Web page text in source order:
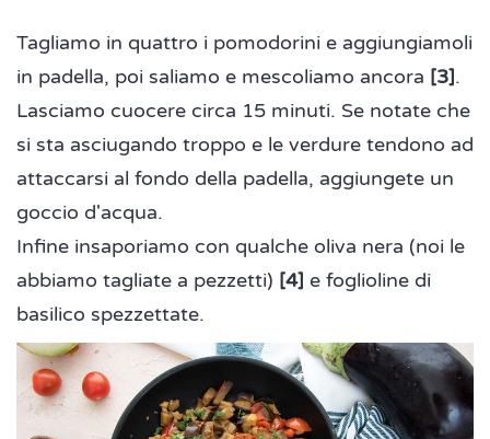
Tagliamo in quattro i pomodorini e aggiungiamoli
in padella, poi saliamo e mescoliamo ancora [3].
Lasciamo cuocere circa 15 minuti. Se notate che
si sta asciugando troppo e le verdure tendono ad
attaccarsi al fondo della padella, aggiungete un
goccio d'acqua.
Infine insaporiamo con qualche oliva nera (noi le
abbiamo tagliate a pezzetti) [4] e foglioline di
basilico spezzettate.